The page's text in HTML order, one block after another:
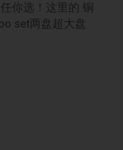
你选！这里的 铜
set两盘超大盘